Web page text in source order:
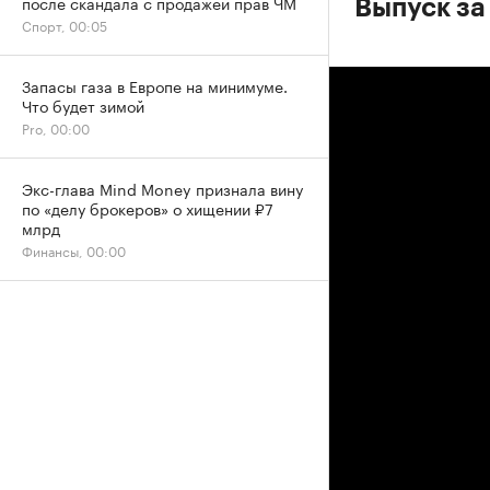
Выпуск
Спорт, 00:05
Запасы газа в Европе на минимуме.
Что будет зимой
Pro, 00:00
Экс-глава Mind Money признала вину
по «делу брокеров» о хищении ₽7
млрд
Финансы, 00:00